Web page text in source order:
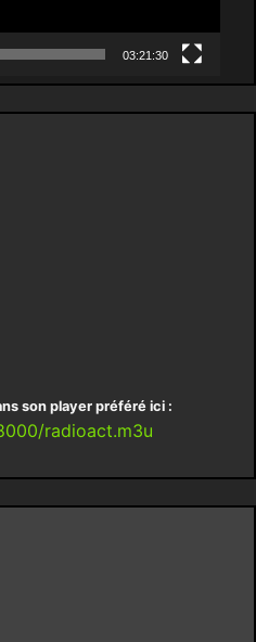
03:21:30
son player préféré ici :
radioact.m3u